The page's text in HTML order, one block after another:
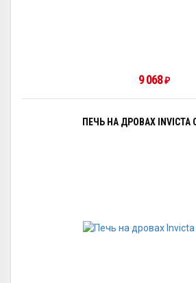
9 068₽
ПЕЧЬ НА ДРОВАХ INVICTA